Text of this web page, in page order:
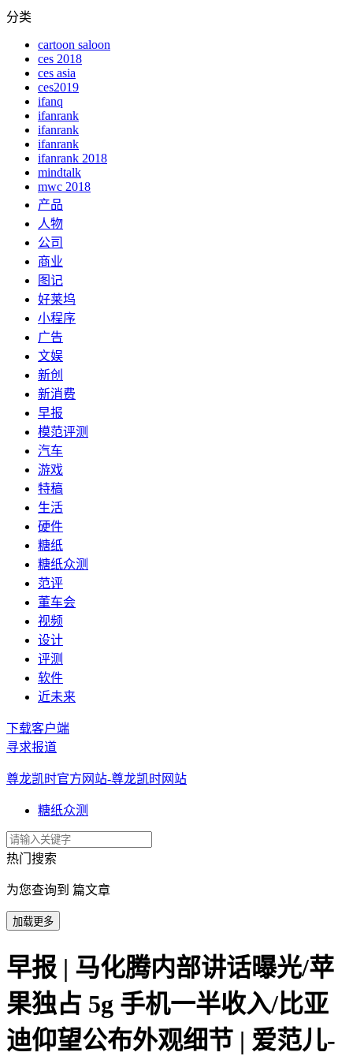
分类
cartoon saloon
ces 2018
ces asia
ces2019
ifanq
ifanrank
ifanrank
ifanrank
ifanrank 2018
mindtalk
mwc 2018
产品
人物
公司
商业
图记
好莱坞
小程序
广告
文娱
新创
新消费
早报
模范评测
汽车
游戏
特稿
生活
硬件
糖纸
糖纸众测
范评
董车会
视频
设计
评测
软件
近未来
下载客户端
寻求报道
尊龙凯时官方网站-尊龙凯时网站
糖纸众测
热门搜索
为您查询到 篇文章
加载更多
早报 | 马化腾内部讲话曝光/苹
果独占 5g 手机一半收入/比亚
迪仰望公布外观细节 | 爱范儿-